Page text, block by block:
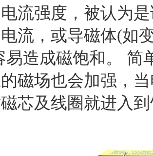
流强度，被认为
流，或导磁体(如
易造成磁饱和。 简
磁场也会加强，
磁芯及线圈就进